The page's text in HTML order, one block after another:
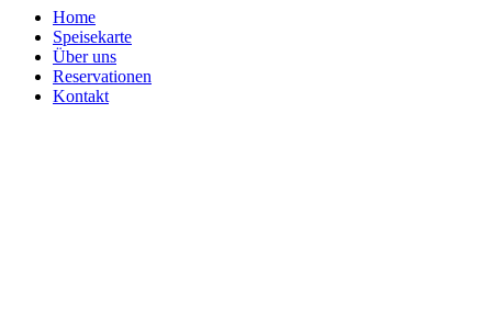
Home
Speisekarte
Über uns
Reservationen
Kontakt